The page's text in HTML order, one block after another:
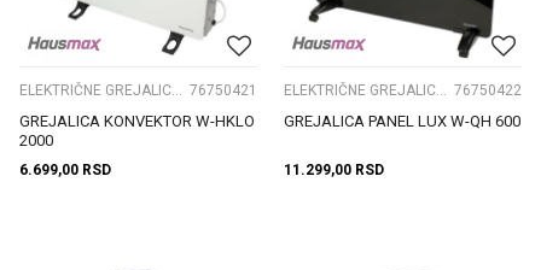
76750421
GREJALICA KONVEKTOR W-HKLO
2000
6.699,00 RSD
76750422
GREJALICA PANEL LUX W-QH 600
11.299,00 RSD